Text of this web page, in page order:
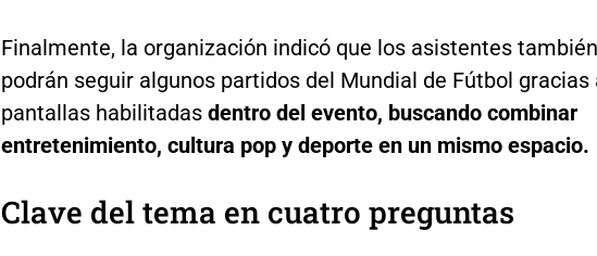
Finalmente, la organización indicó que los asistentes también
podrán seguir algunos partidos del Mundial de Fútbol gracias
pantallas habilitadas dentro del evento, buscando combinar
entretenimiento, cultura pop y deporte en un mismo espacio.
Clave del tema en cuatro preguntas